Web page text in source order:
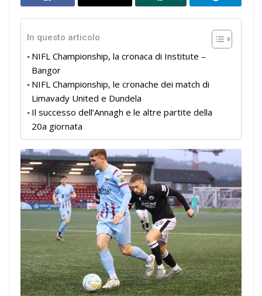
In questo articolo
NIFL Championship, la cronaca di Institute –
Bangor
NIFL Championship, le cronache dei match di
Limavady United e Dundela
Il successo dell’Annagh e le altre partite della
20a giornata